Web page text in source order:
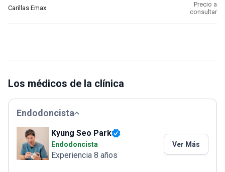
Carillas Emax
Precio a
consultar
Los médicos de la clínica
Endodoncista
Kyung Seo Park
Endodoncista
Experiencia 8 años
Ver Más